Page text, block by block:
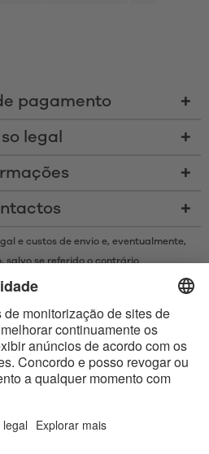
pagamento
legal
e custos de envio e, eventualmente,
salvo se referido o contrário
são marcas registadas da
está sujeito a licença.
Watch são marcas comerciais da
logótipo do Google Play são marcas
da Google LLC.